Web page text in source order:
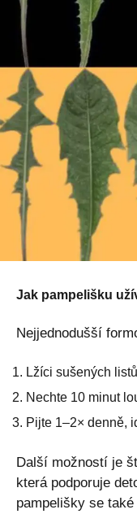
Jak pampelišku
Nejjednodušší
Lžíci sušených
Nechte 10 minut
Pijte 1–2× denně,
Další možností je
která podporuje
pampelišky se